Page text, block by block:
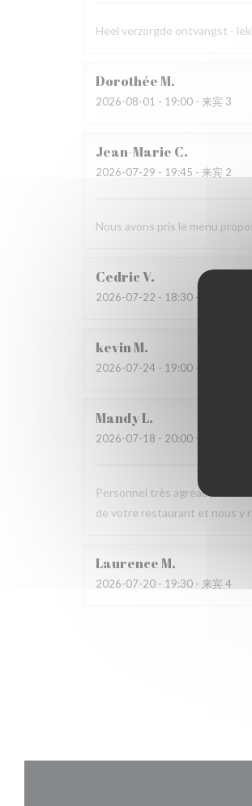
Heel verzorgde ontvangst -
DorothéeM
2026-08-01 - 19:00 - 来宾 3
Jean-Marie C
2026-07-29 - 19:45 - 来宾 2
Nous avons pris le menu
CedricV
2026-07-22 - 18:30 - 来宾 2
kevinM
2026-07-24 - 19:00 - 来宾 4
MandyL
2026-07-18 - 20:00 - 来宾 2
Personnel très agréable et à
de votre restaurant et nous y
LaurenceM
2026-07-20 - 19:30 - 来宾 4